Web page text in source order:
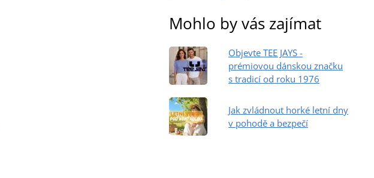
Mohlo by vás zajímat
Objevte TEE JAYS -
prémiovou dánskou značku
s tradicí od roku 1976
Jak zvládnout horké letní dny
v pohodě a bezpečí